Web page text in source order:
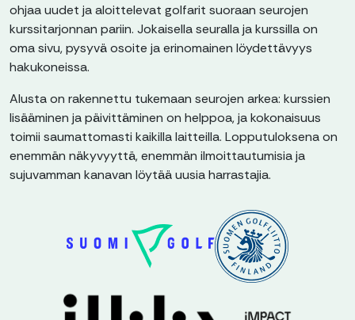
ohjaa uudet ja aloittelevat golfarit suoraan seurojen
kurssitarjonnan pariin. Jokaisella seuralla ja kurssilla on
oma sivu, pysyvä osoite ja erinomainen löydettävyys
hakukoneissa.
Alusta on rakennettu tukemaan seurojen arkea: kurssien
lisääminen ja päivittäminen on helppoa, ja kokonaisuus
toimii saumattomasti kaikilla laitteilla. Lopputuloksena on
enemmän näkyvyyttä, enemmän ilmoittautumisia ja
sujuvamman kanavan löytää uusia harrastajia.